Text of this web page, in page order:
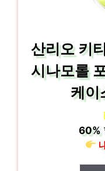
산리오 키
시나모롤
케이
60%